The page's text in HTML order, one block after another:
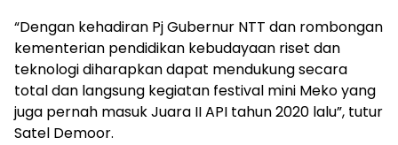
“Dengan kehadiran Pj Gubernur NTT dan rombongan
kementerian pendidikan kebudayaan riset dan
teknologi diharapkan dapat mendukung secara
total dan langsung kegiatan festival mini Meko yang
juga pernah masuk Juara II API tahun 2020 lalu”, tutur
Satel Demoor.